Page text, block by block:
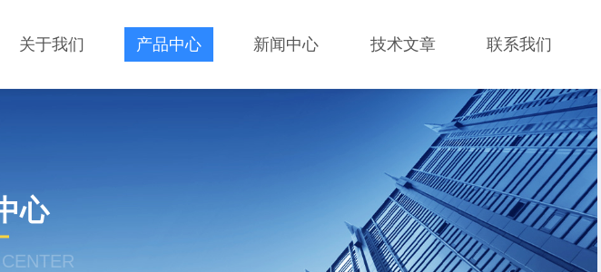
关于我们 产品中心 新闻中心 技术文章 联系我们
心